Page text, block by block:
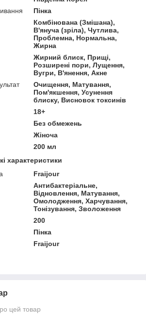
Пінка
Комбінована (Змішана),
В'януча (зріла), Чутлива,
Проблемна, Нормальна,
Жирна
Жирний блиск, Прищі,
Розширені пори, Лущення,
Вугри, В'янення, Акне
Очищення, Матування,
Пом'якшення, Усунення
блиску, Висновок токсинів
18+
Без обмежень
Жіноча
200 мл
характеристики
Fraijour
Антибактеріальне,
Відновлення, Матування,
Омолодження, Харчування,
Тонізування, Зволоження
200
Пінка
Fraijour
цей товар